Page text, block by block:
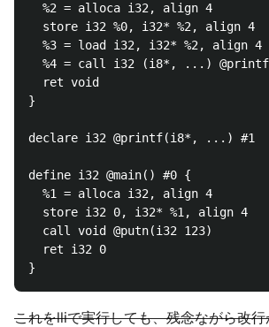
  %2 = alloca i32, align 4
  store i32 %0, i32* %2, align 4
  %3 = load i32, i32* %2, align 4
%4 = call i32 (i8*, ...)
  ret void
}
declare i32 @printf(i8*, ...) #1
define i32 @main() #0 {
  %1 = alloca i32, align 4
  store i32 0, i32* %1, align 4
  call void @putn(i32 123)
  ret i32 0
これをlliで実行しても、残念ながら改